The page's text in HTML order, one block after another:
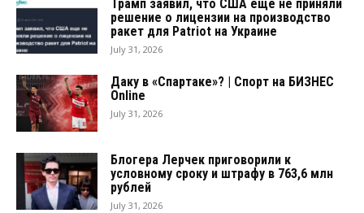
Трамп заявил, что США еще не приняли
решение о лицензии на производство
ракет для Patriot на Украине
July 31, 2026
Даку в «Спартаке»? | Спорт на БИЗНЕС
Online
July 31, 2026
Блогера Лерчек приговорили к
условному сроку и штрафу в 763,6 млн
рублей
July 31, 2026